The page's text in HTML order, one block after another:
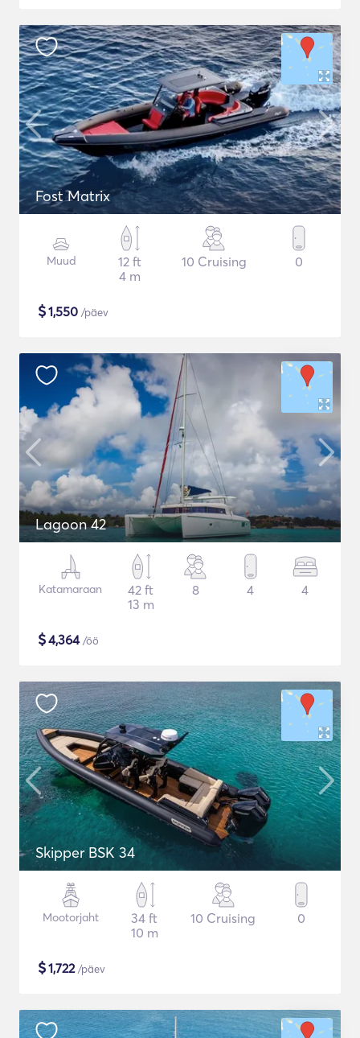
Fost Matrix
Muud
12 ft
4 m
10 Cruising 0
$1,550 /päev
Lagoon 42
Katamaraan
42 ft
13 m
8 4 4
$4,364/öö
Skipper BSK 34
Mootorjaht
34 ft
10 m
10 Cruising 0
$1,722/päev